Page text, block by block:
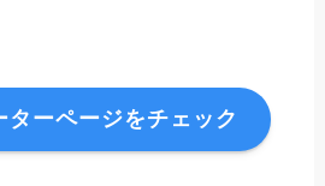
ターページをチェック